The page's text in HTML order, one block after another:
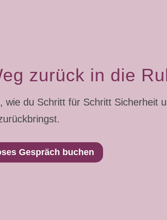
zurück in die
du Schritt für Schritt Sicherheit
Gespräch buchen